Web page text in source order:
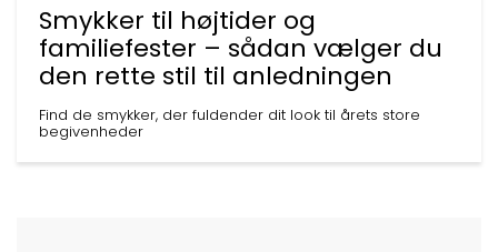
Smykker til højtider og
familiefester – sådan vælger du
den rette stil til anledningen
Find de smykker, der fuldender dit look til årets store
begivenheder